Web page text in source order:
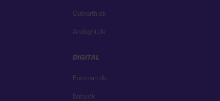
Outnorth.dk
Andlight.dk
DIGITAL
Euroman.dk
Baby.dk